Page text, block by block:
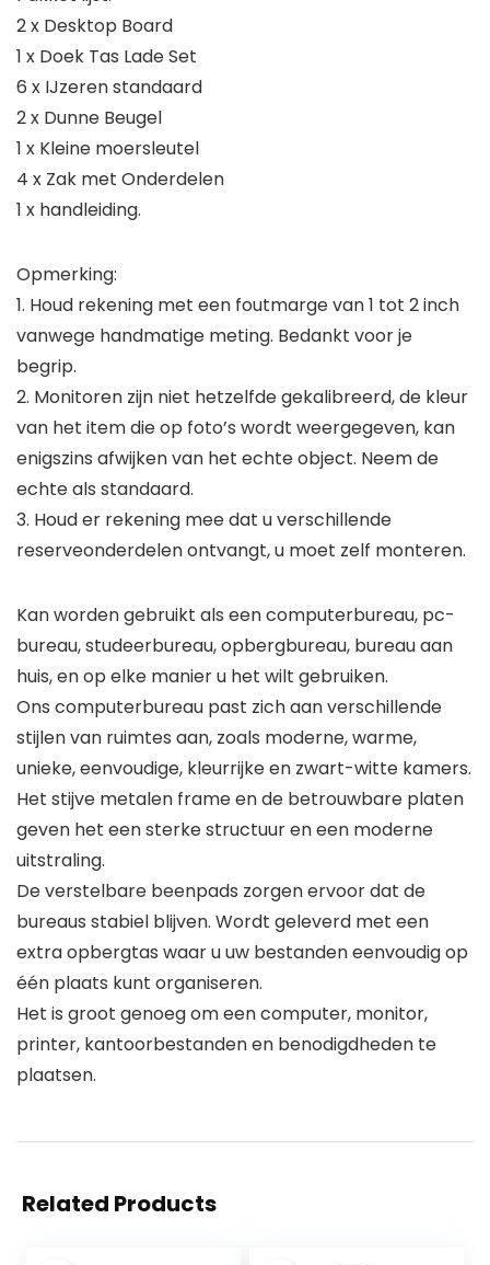
2 x Desktop Board
1 x Doek Tas Lade Set
6 x IJzeren standaard
2 x Dunne Beugel
1 x Kleine moersleutel
4 x Zak met Onderdelen
1 x handleiding.
Opmerking:
1. Houd rekening met een foutmarge van 1 tot 2 inch
vanwege handmatige meting. Bedankt voor je
begrip.
2. Monitoren zijn niet hetzelfde gekalibreerd, de kleur
van het item die op foto’s wordt weergegeven, kan
enigszins afwijken van het echte object. Neem de
echte als standaard.
3. Houd er rekening mee dat u verschillende
reserveonderdelen ontvangt, u moet zelf monteren.
Kan worden gebruikt als een computerbureau, pc-
bureau, studeerbureau, opbergbureau, bureau aan
huis, en op elke manier u het wilt gebruiken.
Ons computerbureau past zich aan verschillende
stijlen van ruimtes aan, zoals moderne, warme,
unieke, eenvoudige, kleurrijke en zwart-witte kamers.
Het stijve metalen frame en de betrouwbare platen
geven het een sterke structuur en een moderne
uitstraling.
De verstelbare beenpads zorgen ervoor dat de
bureaus stabiel blijven. Wordt geleverd met een
extra opbergtas waar u uw bestanden eenvoudig op
één plaats kunt organiseren.
Het is groot genoeg om een computer, monitor,
printer, kantoorbestanden en benodigdheden te
plaatsen.
Related Products